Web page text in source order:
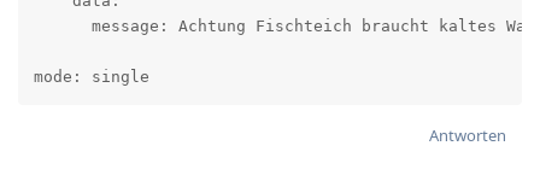
message: Achtung Fischteich braucht kaltes
mode: single
Antworten